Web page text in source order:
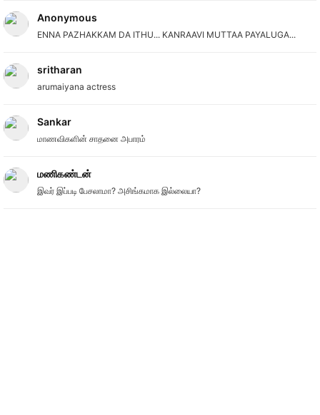
Anonymous
ENNA PAZHAKKAM DA ITHU... KANRAAVI MUTTAA PAYALUGA...
sritharan
arumaiyana actress
Sankar
மாணவிகளின் சாதனை அபாரம்
மணிகண்டன்
இவர் இப்படி பேசலாமா? அசிங்கமாக இல்லையா?